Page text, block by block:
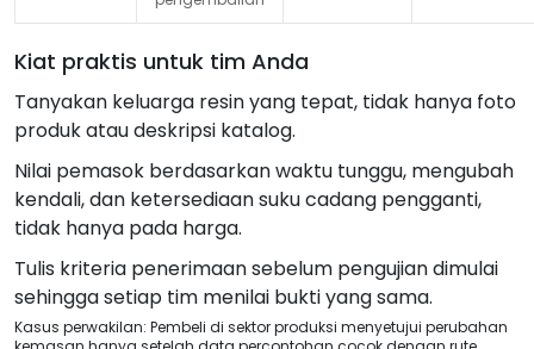
Kiat praktis untuk tim Anda
Tanyakan keluarga resin yang tepat, tidak hanya foto
produk atau deskripsi katalog.
Nilai pemasok berdasarkan waktu tunggu, mengubah
kendali, dan ketersediaan suku cadang pengganti,
tidak hanya pada harga.
Tulis kriteria penerimaan sebelum pengujian dimulai
sehingga setiap tim menilai bukti yang sama.
Kasus perwakilan: Pembeli di sektor produksi menyetujui perubahan